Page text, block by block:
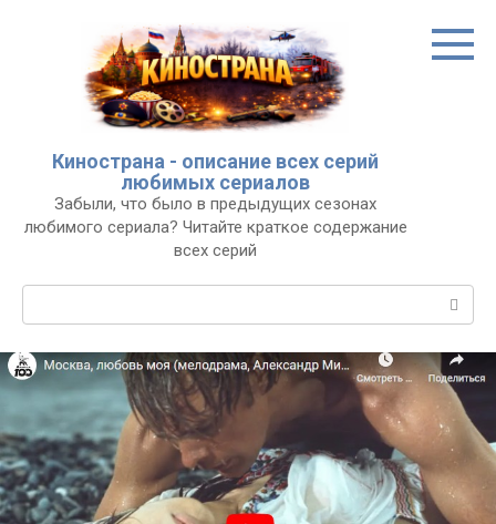
Кинострана - описание всех серий
любимых сериалов
Забыли, что было в предыдущих сезонах
любимого сериала? Читайте краткое содержание
всех серий